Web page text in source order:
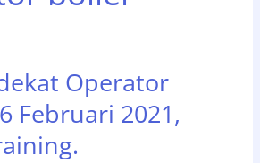
Operator
Februari 2021,